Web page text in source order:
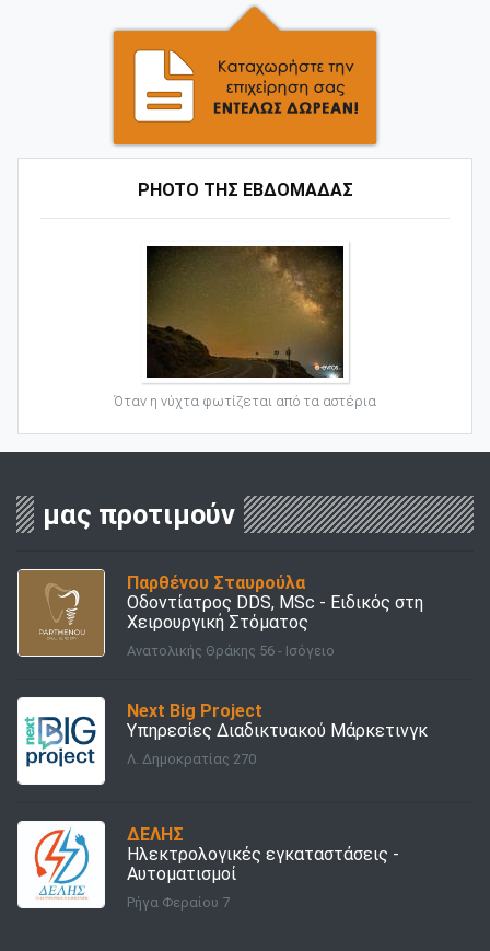
PHOTO ΤΗΣ ΕΒΔΟΜΑΔΑΣ
Όταν η νύχτα φωτίζεται από τα αστέρια
μας προτιμούν
Παρθένου Σταυρούλα
Οδοντίατρος DDS, MSc - Ειδικός στη
Χειρουργική Στόματος
Ανατολικής Θράκης 56 - Ισόγειο
Next Big Project
Υπηρεσίες Διαδικτυακού Μάρκετινγκ
Λ. Δημοκρατίας 270
ΔΕΛΗΣ
Ηλεκτρολογικές εγκαταστάσεις -
Αυτοματισμοί
Ρήγα Φεραίου 7